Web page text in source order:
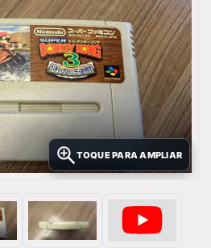
TOQUE PARA AMPLIAR